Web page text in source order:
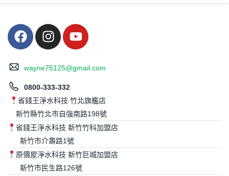
wayne75125@gmail.com
0800-333-332
省錢王淨水科技 竹北旗艦店
新竹縣竹北市自強南路198號
省錢王淨水科技 新竹竹科加盟店
新竹市介壽路1號
原價屋淨水科技 新竹巨城加盟店
新竹市民生路126號